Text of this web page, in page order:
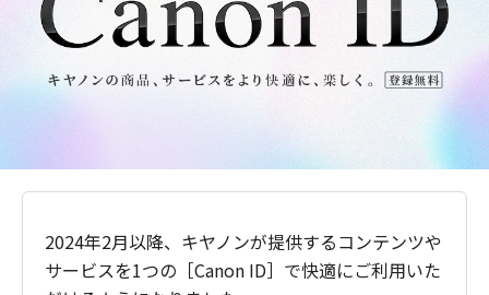
2024年2月以降、キヤノンが提供するコンテンツや
サービスを1つの［Canon ID］で快適にご利用いた